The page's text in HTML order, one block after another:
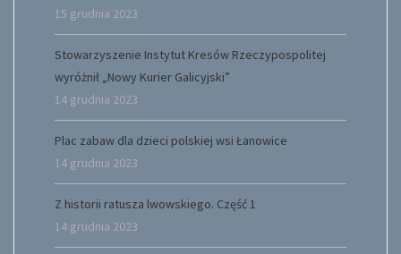
15 grudnia 2023
Stowarzyszenie Instytut Kresów Rzeczypospolitej
wyróżnił „Nowy Kurier Galicyjski”
14 grudnia 2023
Plac zabaw dla dzieci polskiej wsi Łanowice
14 grudnia 2023
Z historii ratusza lwowskiego. Część 1
14 grudnia 2023